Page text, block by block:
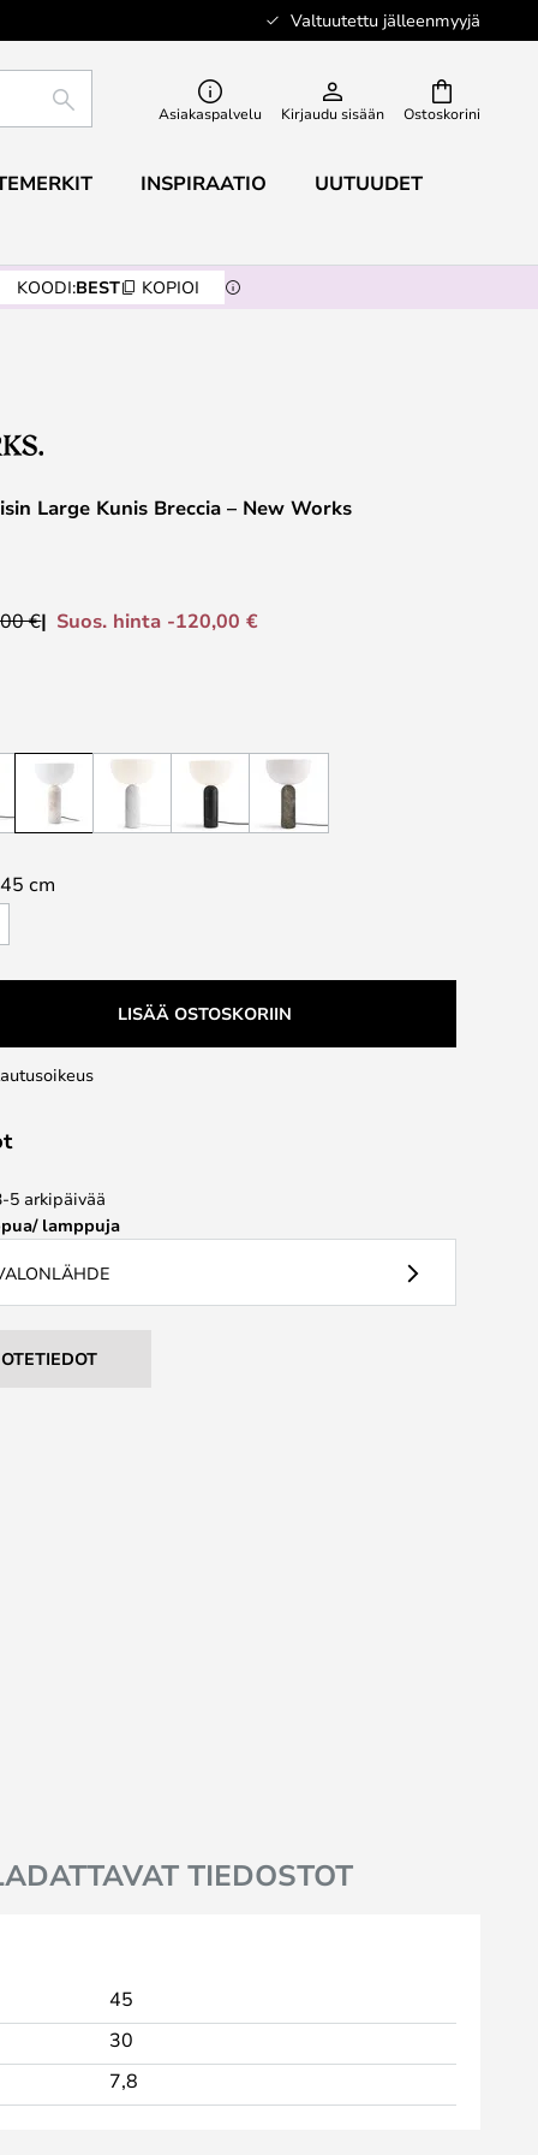
Valtuutettu jälleenmyyjä
Ostoskorini
ETSI Asiakaspalvelu Kirjaudu sisään
INSPIRAATIO UUTUUDET
KOODI:BEST KOPIOI
Large Kunis Breccia – New Works
€ Suos. hinta -120,00 €
45 cm
LISÄÄ OSTOSKORIIN
5 arkipäivää
lamppuja
TIEDOSTOT
45
30
7,8